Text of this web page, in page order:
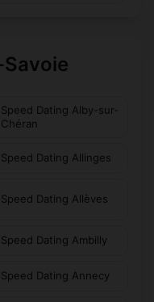
Speed Dating Alby-sur-
Chéran
Speed Dating Allinges
Speed Dating Allèves
Speed Dating Ambilly
Speed Dating Annecy